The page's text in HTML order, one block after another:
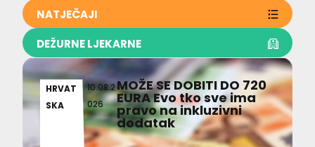
NATJEČAJI
DEŽURNE LJEKARNE
HRVAT
SKA
10.08.2
026
MOŽE SE DOBITI DO 720
EURA Evo tko sve ima
pravo na inkluzivni
dodatak